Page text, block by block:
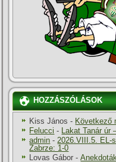
HOZZÁSZÓLÁSOK
Kiss János - Következő
Felucci - Lakat Tanár úr
admin -2026.VIII.5. EL-
Zabrze: 1-0
Lovas Gábor -